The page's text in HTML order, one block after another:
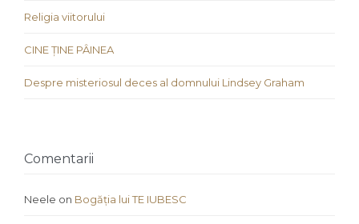
Religia viitorului
CINE ȚINE PÂINEA
Despre misteriosul deces al domnului Lindsey Graham
Comentarii
Neele on Bogăția lui TE IUBESC